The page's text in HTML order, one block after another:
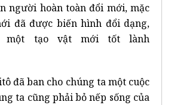
người hoàn toàn đổi mới, mặc
đã được biến hình đổi dạng,
một tạo vật mới tốt lành
ban cho chúng ta một cuộc
ta cũng phải bỏ nếp sống của